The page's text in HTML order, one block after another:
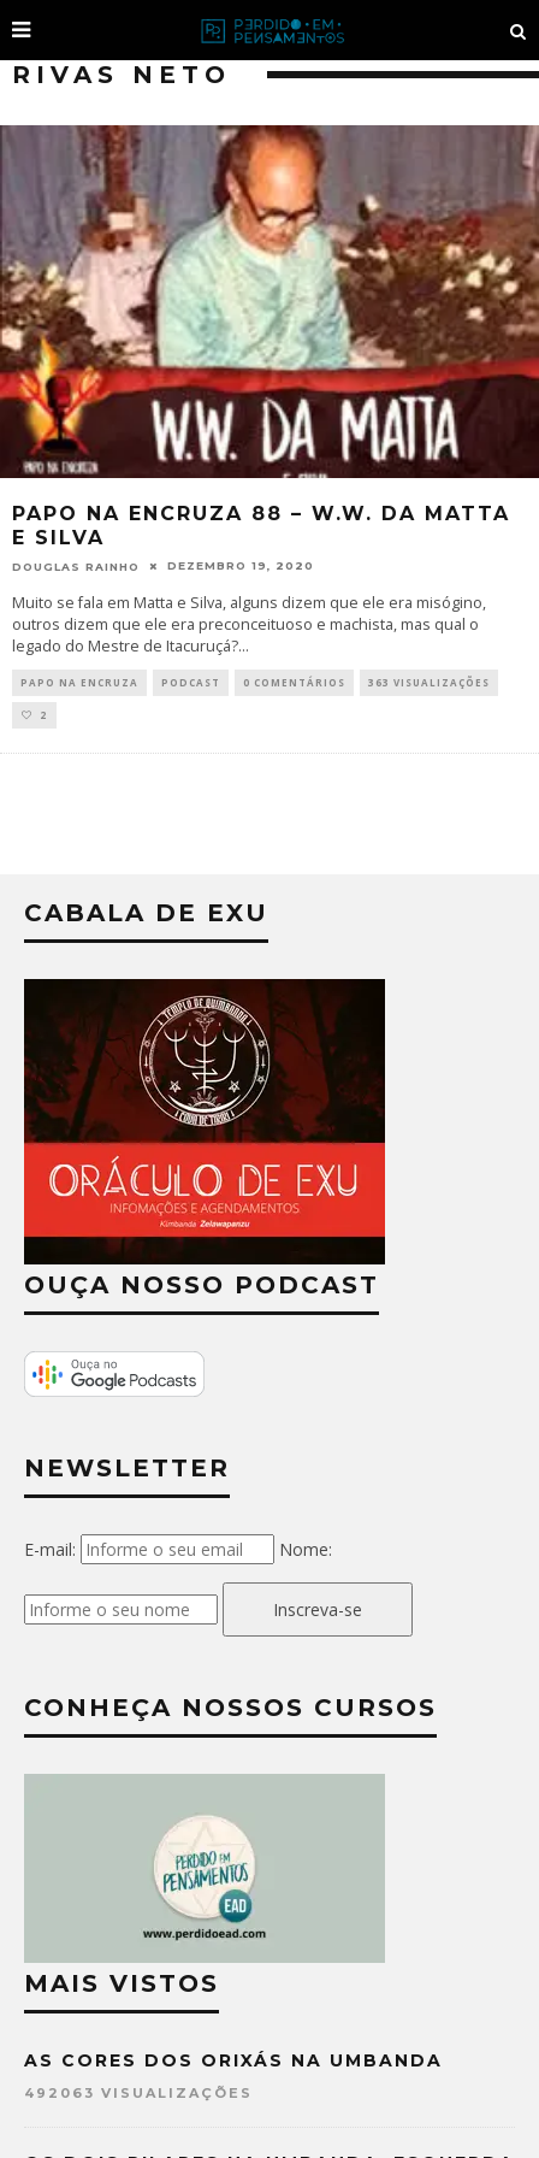
RIVAS NETO
PAPO NA ENCRUZA 88 – W.W. DA MATTA
E SILVA
DOUGLAS RAINHO DEZEMBRO 19, 2020
Muito se fala em Matta e Silva, alguns dizem que ele era misógino,
outros dizem que ele era preconceituoso e machista, mas qual o
legado do Mestre de Itacuruçá?...
PAPO NA ENCRUZA PODCAST 0 COMENTÁRIOS 363 VISUALIZAÇÕES
2
CABALA DE EXU
OUÇA NOSSO PODCAST
NEWSLETTER
E-mail: Nome:
Inscreva-se
CONHEÇA NOSSOS CURSOS
MAIS VISTOS
AS CORES DOS ORIXÁS NA UMBANDA
492063 VISUALIZAÇÕES